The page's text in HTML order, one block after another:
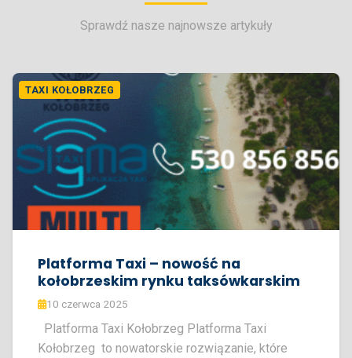
Sprawdź nasze najnowsze artykuły
TAXI KOŁOBRZEG
Platforma Taxi – nowość na
kołobrzeskim rynku taksówkarskim
10 czerwca 2025
Platforma Taxi Kołobrzeg Platforma Taxi
Kołobrzeg to nowatorskie rozwiązanie, które